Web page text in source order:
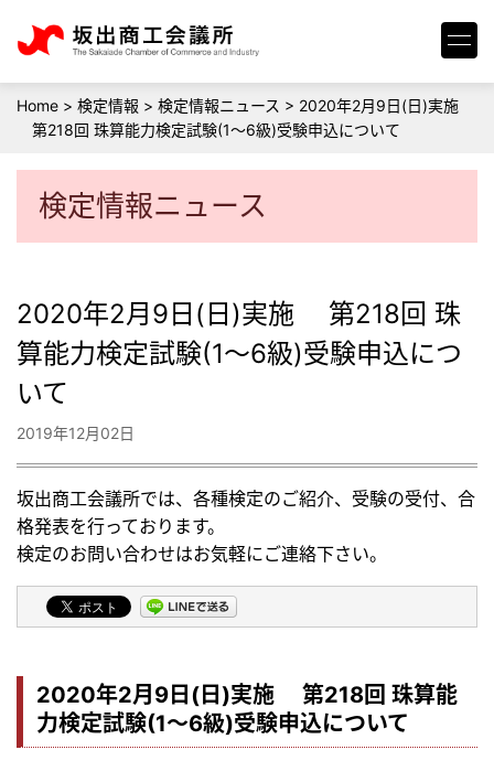
Home > 検定情報 > 検定情報ニュース > 2020年2月9日(日)実施
第218回 珠算能力検定試験(1～6級)受験申込について
検定情報ニュース
2020年2月9日(日)実施 第218回 珠
算能力検定試験(1～6級)受験申込につ
いて
2019年12月02日
坂出商工会議所では、各種検定のご紹介、受験の受付、合
格発表を行っております。
検定のお問い合わせはお気軽にご連絡下さい。
2020年2月9日(日)実施 第218回 珠算能
力検定試験(1～6級)受験申込について